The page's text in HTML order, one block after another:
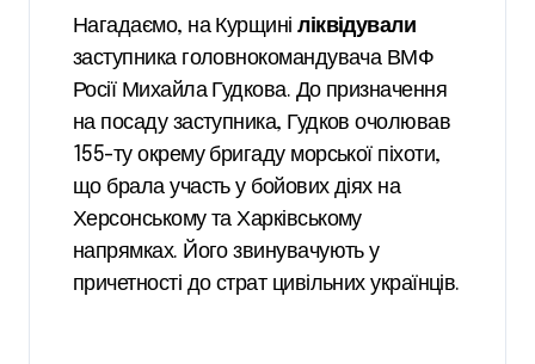
Нагадаємо, на Курщиніліквідували
заступника головнокомандувача ВМФ
Росії Михайла Гудкова. До призначення
на посаду заступника, Гудков очолював
155-ту окрему бригаду морської піхоти,
що брала участь у бойових діях на
Херсонському та Харківському
напрямках. Його звинувачують у
причетності до страт цивільних українців.